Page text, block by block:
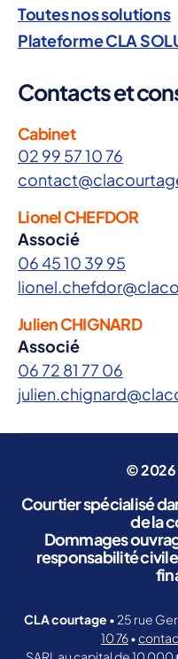
Toutes nos solutions
Plateforme CLA
Contacts et
Cabinet
02 99 57 10 76
Lionel CHEFDOR
Associé
06 45 10 39 95
Julien CHIGNARD
Associé
06 72 81 77 06
© 2026
Courtier spécialisé
de la
Dommages
responsabilité
CLA courtage • 25 rue
10 76•